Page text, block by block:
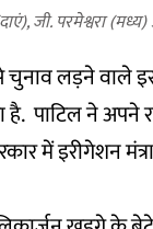
जी. परमेश्वरा
चुनाव लड़ने वाले
है. पाटिल ने
में इरीगेशन